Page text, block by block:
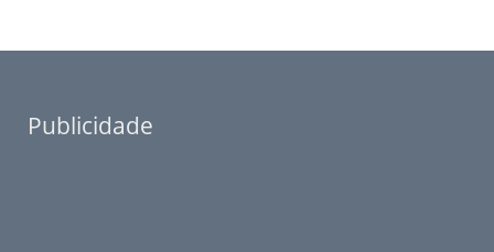
Publicidade